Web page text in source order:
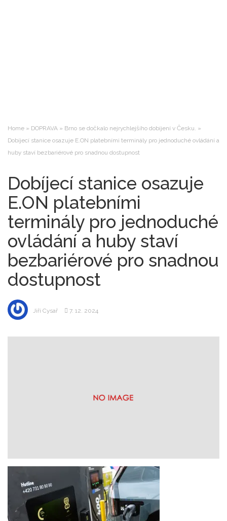
Home » DOPRAVA » Brno se dočkalo nejrychlejšího dobíjení v Česku. »
Dobíjecí stanice osazuje E.ON platebními terminály pro jednoduché ovládání a
huby staví bezbariérové pro snadnou dostupnost
Dobíjecí stanice osazuje
E.ON platebními
terminály pro jednoduché
ovládání a huby staví
bezbariérové pro snadnou
dostupnost
Jiří Cysař 7. 12. 2024